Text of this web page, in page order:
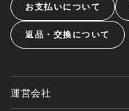
お支払いについて
返品・交換について
運営会社